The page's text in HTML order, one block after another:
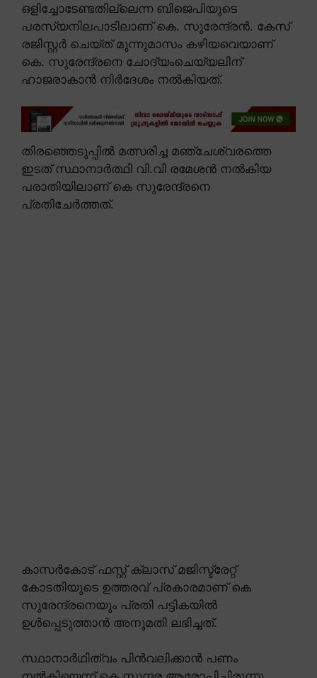
ഒളിച്ചോടേണ്ടതില്ലെന്ന ബിജെപിയുടെ
പരസ്യനിലപാടിലാണ് കെ. സുരേന്ദ്രൻ. കേസ്
രജിസ്റ്റർ ചെയ്ത് മൂന്നുമാസം കഴിയവെയാണ്
കെ. സുരേന്ദ്രനെ ചോദ്യംചെയ്യലിന്
ഹാജരാകാൻ നിർദേശം നൽകിയത്.
തിരഞ്ഞെടുപ്പിൽ മത്സരിച്ച മഞ്ചേശ്വരത്തെ
ഇടത് സ്ഥാനാർത്ഥി വി.വി രമേശൻ നൽകിയ
പരാതിയിലാണ് കെ സുരേന്ദ്രനെ
പ്രതിചേർത്തത്.
കാസർകോട് ഫസ്റ്റ് ക്ലാസ് മജിസ്ട്രേറ്റ്
കോടതിയുടെ ഉത്തരവ് പ്രകാരമാണ് കെ
സുരേന്ദ്രനെയും പ്രതി പട്ടികയിൽ
ഉൾപ്പെടുത്താൻ അനുമതി ലഭിച്ചത്.
സ്ഥാനാർഥിത്വം പിൻവലിക്കാൻ പണം